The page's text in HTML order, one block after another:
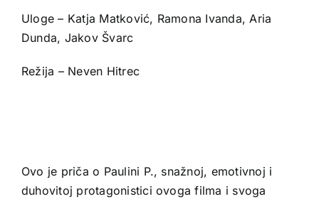
Uloge – Katja Matković, Ramona Ivanda, Aria
Dunda, Jakov Švarc
Režija – Neven Hitrec
Ovo je priča o Paulini P., snažnoj, emotivnoj i
duhovitoj protagonistici ovoga filma i svoga